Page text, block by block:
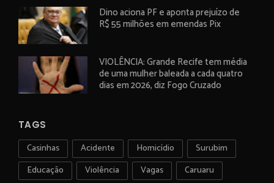
Dino aciona PF e aponta prejuízo de
R$ 55 milhões em emendas Pix
VIOLÊNCIA: Grande Recife tem média
de uma mulher baleada a cada quatro
dias em 2026, diz Fogo Cruzado
TAGS
Casinhas Acidente Homicídio
Surubim
Educação
Violência Vagas
Caruaru